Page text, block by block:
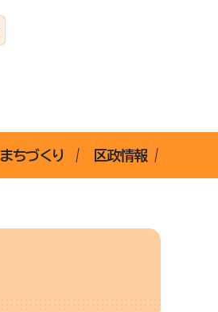
まちづくり 区政情報